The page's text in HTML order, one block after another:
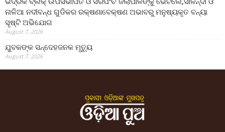
ନାଳିଆ ନଦୀବନ୍ଧ ଗୁଡିକର ରକ୍ଷଣାବେକ୍ଷଣ ଅଭାବରୁ ମନୁଷ୍ୟକୃତ ବନ୍ୟା
ସୃଷ୍ଟି ଅଭିଯୋଗ
August 7, 2026
ଯୁବକଙ୍କ ସନ୍ଦେହଜନକ ମୃତ୍ୟୁ
August 7, 2026